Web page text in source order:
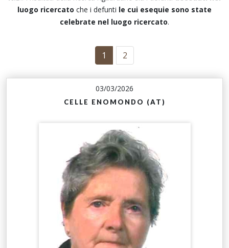
luogo ricercato che i defunti le cui esequie sono state
celebrate nel luogo ricercato.
1 2
03/03/2026
CELLE ENOMONDO (AT)